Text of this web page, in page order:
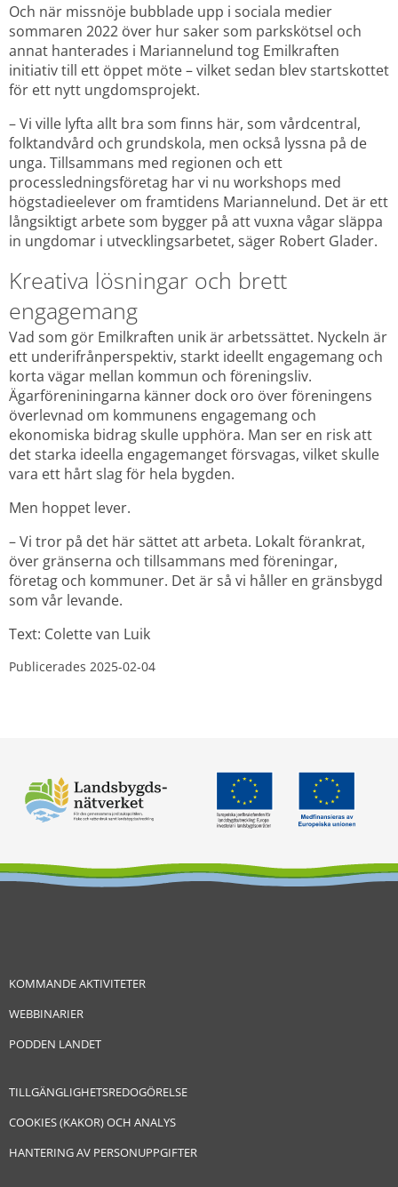
Och när missnöje bubblade upp i sociala medier
sommaren 2022 över hur saker som parkskötsel och
annat hanterades i Mariannelund tog Emilkraften
initiativ till ett öppet möte – vilket sedan blev startskottet
för ett nytt ungdomsprojekt.
– Vi ville lyfta allt bra som finns här, som vårdcentral,
folktandvård och grundskola, men också lyssna på de
unga. Tillsammans med regionen och ett
processledningsföretag har vi nu workshops med
högstadieelever om framtidens Mariannelund. Det är ett
långsiktigt arbete som bygger på att vuxna vågar släppa
in ungdomar i utvecklingsarbetet, säger Robert Glader.
Kreativa lösningar och brett
engagemang
Vad som gör Emilkraften unik är arbetssättet. Nyckeln är
ett underifrånperspektiv, starkt ideellt engagemang och
korta vägar mellan kommun och föreningsliv.
Ägarföreniningarna känner dock oro över föreningens
överlevnad om kommunens engagemang och
ekonomiska bidrag skulle upphöra. Man ser en risk att
det starka ideella engagemanget försvagas, vilket skulle
vara ett hårt slag för hela bygden.
Men hoppet lever.
– Vi tror på det här sättet att arbeta. Lokalt förankrat,
över gränserna och tillsammans med föreningar,
företag och kommuner. Det är så vi håller en gränsbygd
som vår levande.
Text: Colette van Luik
Publicerades 2025-02-04
KOMMANDE AKTIVITETER
WEBBINARIER
PODDEN LANDET
TILLGÄNGLIGHETSREDOGÖRELSE
COOKIES (KAKOR) OCH ANALYS
HANTERING AV PERSONUPPGIFTER